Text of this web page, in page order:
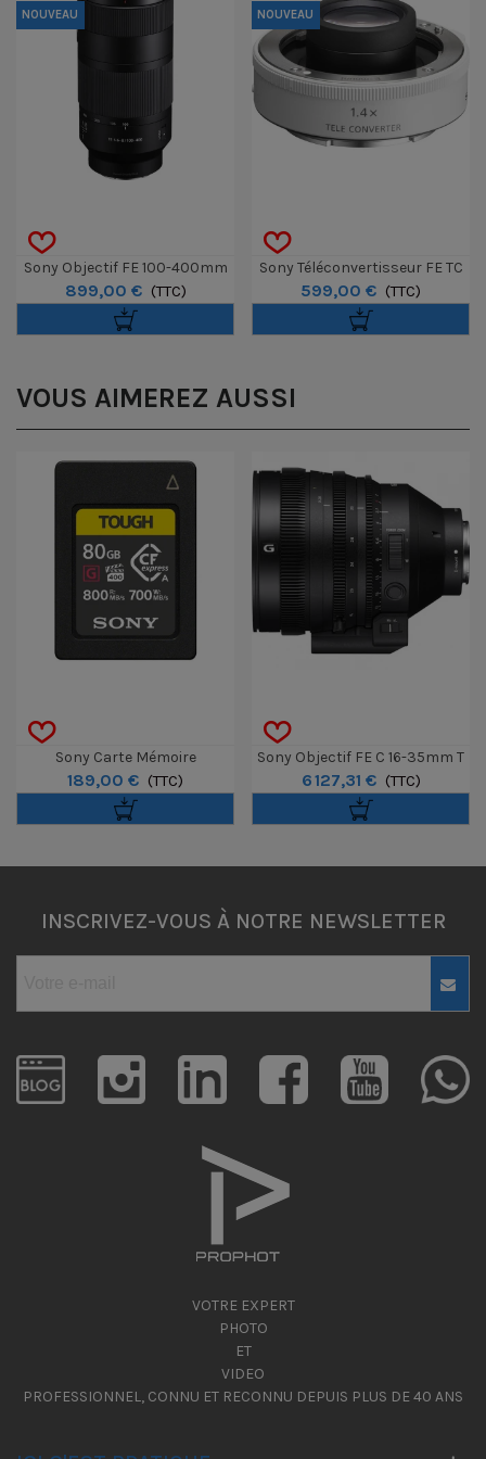
NOUVEAU
Sony Objectif FE 100-400mm
F/5.6-8 OSS
899,00 € (TTC)
NOUVEAU
Sony Téléconvertisseur FE TC
1.4x
599,00 € (TTC)
VOUS AIMEREZ AUSSI
Sony Carte Mémoire
CFExpress TOUGH Type A 80GB
189,00 € (TTC)
Sony Objectif FE C 16-35mm T
3.1 G
6 127,31 € (TTC)
INSCRIVEZ-VOUS À NOTRE NEWSLETTER
VOTRE EXPERT
PHOTO
ET
VIDEO
PROFESSIONNEL, CONNU ET RECONNU DEPUIS PLUS DE 40 ANS